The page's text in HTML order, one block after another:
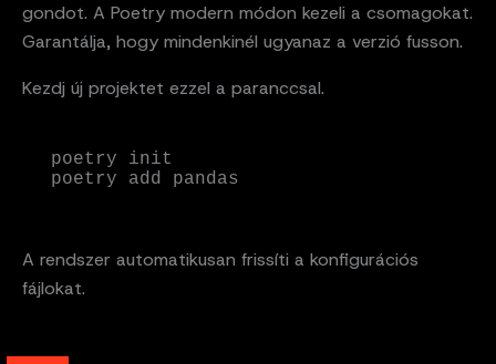
gondot. A Poetry modern módon kezeli a csomagokat.
Garantálja, hogy mindenkinél ugyanaz a verzió fusson.
Kezdj új projektet ezzel a paranccsal.
poetry init
poetry add pandas
A rendszer automatikusan frissíti a konfigurációs
fájlokat.